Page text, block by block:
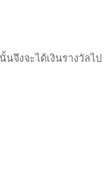
นจึงจะได้เงินรางวัลไป